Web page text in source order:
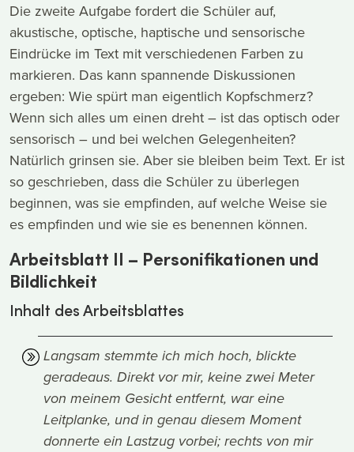
Die zweite Aufgabe fordert die Schüler auf,
akustische, optische, haptische und sensorische
Eindrücke im Text mit verschiedenen Farben zu
markieren. Das kann spannende Diskussionen
ergeben: Wie spürt man eigentlich Kopfschmerz?
Wenn sich alles um einen dreht – ist das optisch oder
sensorisch – und bei welchen Gelegenheiten?
Natürlich grinsen sie. Aber sie bleiben beim Text. Er ist
so geschrieben, dass die Schüler zu überlegen
beginnen, was sie empfinden, auf welche Weise sie
es empfinden und wie sie es benennen können.
Arbeitsblatt II – Personifikationen und
Bildlichkeit
Inhalt des Arbeitsblattes
Langsam stemmte ich mich hoch, blickte
geradeaus. Direkt vor mir, keine zwei Meter
von meinem Gesicht entfernt, war eine
Leitplanke, und in genau diesem Moment
donnerte ein Lastzug vorbei; rechts von mir